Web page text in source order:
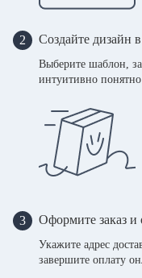
2 Создайте дизайн
Выберите шаблон,
интуитивно
3 Оформите заказ и
Укажите адрес
завершите оплату